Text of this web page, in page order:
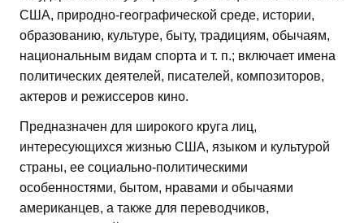
США, природно-географической среде, истории,
образованию, культуре, быту, традициям, обычаям,
национальным видам спорта и т. п.; включает имена
политических деятелей, писателей, композиторов,
актеров и режиссеров кино.
Предназначен для широкого круга лиц,
интересующихся жизнью США, языком и культурой
страны, ее социально-политическими
особенностями, бытом, нравами и обычаями
американцев, а также для переводчиков,